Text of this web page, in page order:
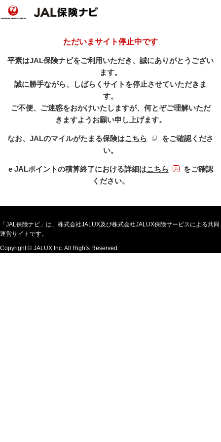
ただいまサイト停止中です
平素はJAL保険ナビをご利用いただき、誠にありがとうござい
ます。
誠に勝手ながら、しばらくサイトを停止させていただきま
す。
ご不便、ご迷惑をおかけいたしますが、何とぞご理解いただ
きますようお願い申し上げます。
なお、JALのマイルがたまる保険はこちら 新規ウィンドウを開
をご確認くださ
い。
e JALポイントの積算終了における詳細はこちらPDFファイル
をご確認
ください。
「JAL保険ナビ」は、株式会社JALUX及び株式会社JALUX保険サービスによる共同
運営サイトです。
Copyright © JALUX Inc. All Rights Reserved.